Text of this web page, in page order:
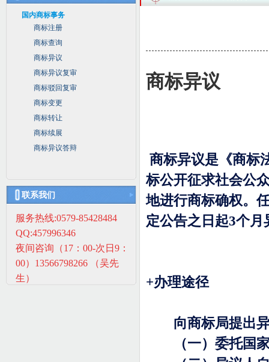
商标异议
商标异议是《商标
标公开征求社会公
地进行商标确权。
定公告之日起3个月
+办理途径
向商标局提出异
（一）委托国家
国内商标事务
商标注册
商标查询
商标异议
商标异议复审
商标驳回复审
商标变更
商标转让
商标续展
商标异议答辩
联系我们
服务热线:0579-85428484
QQ:457996346
夜间咨询（17：00-次日9：
00）13566798266 （吴先
生）